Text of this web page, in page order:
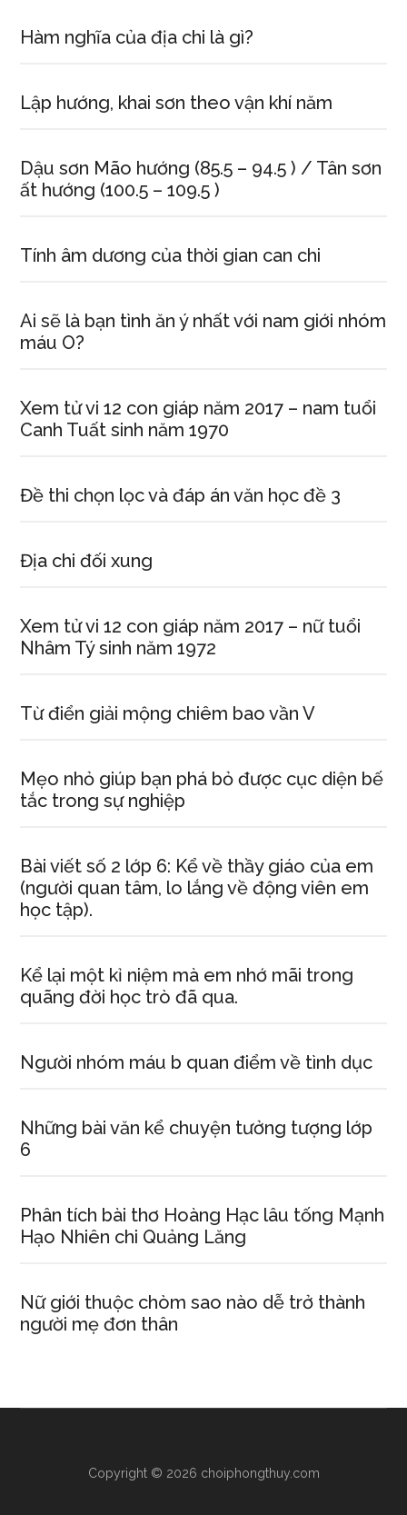
Hàm nghĩa của địa chi là gì?
Lập hướng, khai sơn theo vận khí năm
Dậu sơn Mão hướng (85.5 – 94.5 ) / Tân sơn
ất hướng (100.5 – 109.5 )
Tính âm dương của thời gian can chi
Ai sẽ là bạn tình ăn ý nhất với nam giới nhóm
máu O?
Xem tử vi 12 con giáp năm 2017 – nam tuổi
Canh Tuất sinh năm 1970
Đề thi chọn lọc và đáp án văn học đề 3
Địa chi đối xung
Xem tử vi 12 con giáp năm 2017 – nữ tuổi
Nhâm Tý sinh năm 1972
Từ điển giải mộng chiêm bao vần V
Mẹo nhỏ giúp bạn phá bỏ được cục diện bế
tắc trong sự nghiệp
Bài viết số 2 lớp 6: Kể về thầy giáo của em
(người quan tâm, lo lắng về động viên em
học tập).
Kể lại một kỉ niệm mà em nhớ mãi trong
quãng đời học trò đã qua.
Người nhóm máu b quan điểm về tình dục
Những bài văn kể chuyện tưởng tượng lớp
6
Phân tích bài thơ Hoàng Hạc lâu tống Mạnh
Hạo Nhiên chi Quảng Lăng
Nữ giới thuộc chòm sao nào dễ trở thành
người mẹ đơn thân
Copyright © 2026 choiphongthuy.com